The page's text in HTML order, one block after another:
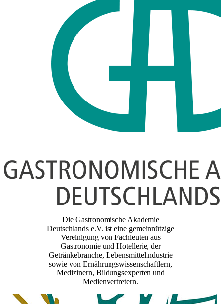
Die Gastronomische Akademie
Deutschlands e.V. ist eine gemeinnützige
Vereinigung von Fachleuten aus
Gastronomie und Hotellerie, der
Getränkebranche, Lebensmittelindustrie
sowie von Ernährungswissenschaftlern,
Medizinern, Bildungsexperten und
Medienvertretern.